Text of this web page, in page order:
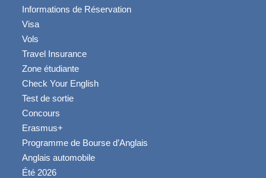
Informations de Réservation
Visa
Vols
Travel Insurance
Zone étudiante
Check Your English
Test de sortie
Concours
Erasmus+
Programme de Bourse d’Anglais
Anglais automobile
Été 2026